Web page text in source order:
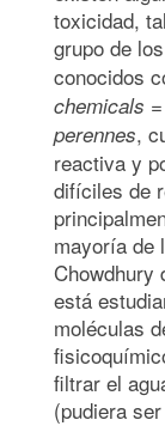
toxicidad,
grupo de los
conocidos
chemicals =
perennes,
reactiva y
difíciles de
mayoría de
Chowdhury
está
moléculas
filtrar el
(pudiera